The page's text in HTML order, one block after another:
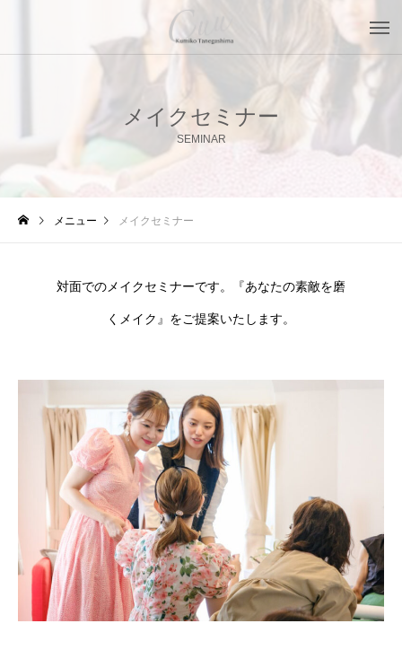
メイクセミナー
SEMINAR
メニュー メイクセミナー
対面でのメイクセミナーです。『あなたの素敵を磨
くメイク』をご提案いたします。